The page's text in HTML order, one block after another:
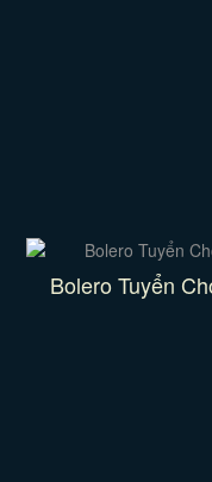
Bolero Tuyển